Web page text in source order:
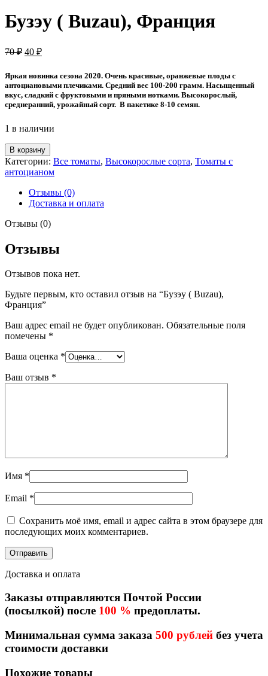
60 ₽.
Бузэу ( Buzau), Франция
70₽ Первоначальная
70 ₽.
40 ₽Текущая
40 ₽.
Яркая новинка сезона 2020. Очень красивые, оранжевые плоды с
антоциановыми плечиками. Средний вес 100-200 грамм. Насыщенный
вкус, сладкий с фруктовыми и пряными нотками. Высокорослый,
среднеранний, урожайный сорт. В пакетике 8-10 семян.
1 в наличии
Количество
товара
Бузэу
Buzau),
Франция
В корзину
Категории: Все томаты, Высокорослые сорта, Томаты с
антоцианом
Отзывы (0)
Доставка и оплата
Отзывы (0)
Отзывы
Отзывов пока нет.
Будьте первым, кто оставил отзыв на “Бузэу ( Buzau),
Франция”
Ваш адрес email не будет опубликован. Обязательные поля
помечены *
Ваша оценка *
Ваш отзыв *
Имя *
Email *
Сохранить моё имя, email и адрес сайта в этом браузере для
последующих моих комментариев.
Доставка и оплата
Заказы отправляются Почтой России
(посылкой) после 100 % предоплаты.
Минимальная сумма заказа 500 рублей без учета
стоимости доставки
Похожие товары